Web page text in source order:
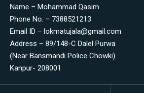
Name – Mohammad Qasim
Phone No. – 7388521213
Email ID – lokmatujala@gmail.com
Address – 89/148-C Dalel Purwa
(Near Bansmandi Police Chowki)
Kanpur- 208001